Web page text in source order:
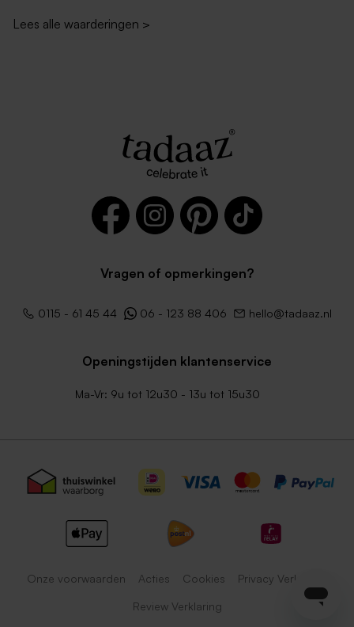
Lees alle waarderingen >
Vragen of opmerkingen?
0115 - 61 45 44 06 - 123 88 406 hello@tadaaz.nl
Openingstijden klantenservice
Ma-Vr: 9u tot 12u30 - 13u tot 15u30
Onze voorwaarden Acties Cookies Privacy Verklaring
Review Verklaring